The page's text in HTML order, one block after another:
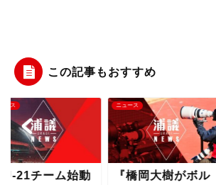
この記事もおすすめ
21チーム始動
ニュース
『橋岡大樹がボル